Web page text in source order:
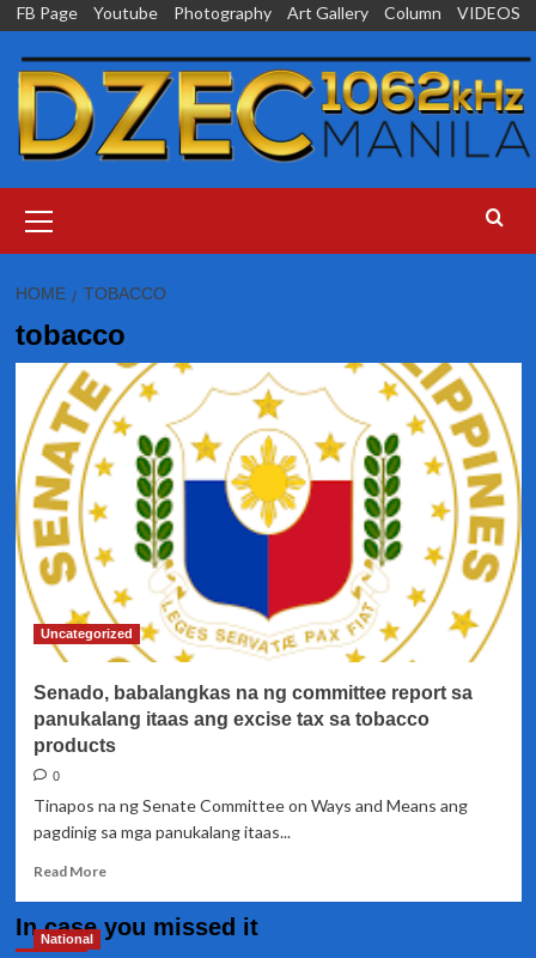
Skip
content
FB Page Youtube Photography Art Gallery Column VIDEOS
Menu
HOME TOBACCO
tobacco
Uncategorized
Senado, babalangkas na ng committee report sa
panukalang itaas ang excise tax sa tobacco
products
0
Tinapos na ng Senate Committee on Ways and Means ang
pagdinig sa mga panukalang itaas...
Read MoreRead
Senado,
In case you missed it
National